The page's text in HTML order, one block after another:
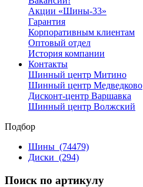
Акции «Шины-33»
Гарантия
Корпоративным клиентам
Оптовый отдел
История компании
Контакты
Шинный центр Митино
Шинный центр Медведково
Дисконт-центр Варшавка
Шинный центр Волжский
Подбор
Шины (74479)
Диски (294)
Поиск по артикулу